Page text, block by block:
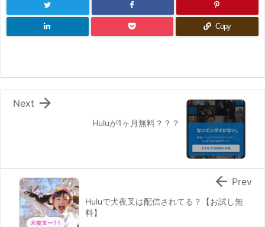
Copy
Huluが1ヶ月無料？？？

Next
Huluで犬夜叉は配信されてる？【お試し無
料】
 Prev